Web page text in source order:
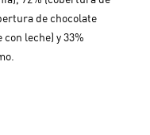
de chocolate
leche) y 33%